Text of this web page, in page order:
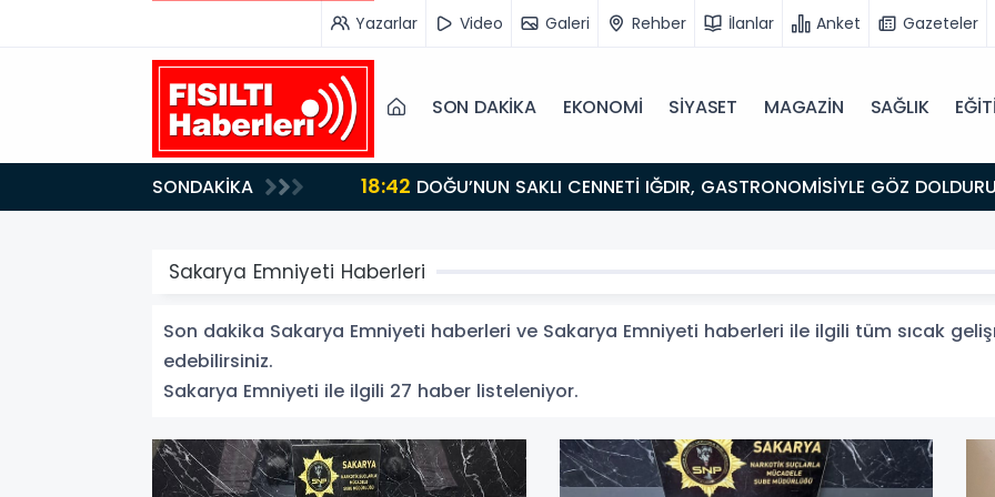
Yazarlar Video Galeri Rehber İlanlar Anket Gazeteler
SON DAKİKA EKONOMİ SİYASET MAGAZİN SAĞLIK
SONDAKİKA 18:42
KÜLTÜRÜNÜN BULUŞMA NOKTASI
Sakarya Emniyeti Haberleri
Son dakika Sakarya Emniyeti haberleri ve Sakarya Emniyeti haberleri ile ilgili tüm sıcak
edebilirsiniz.
Sakarya Emniyeti ile ilgili 27 haber listeleniyor.